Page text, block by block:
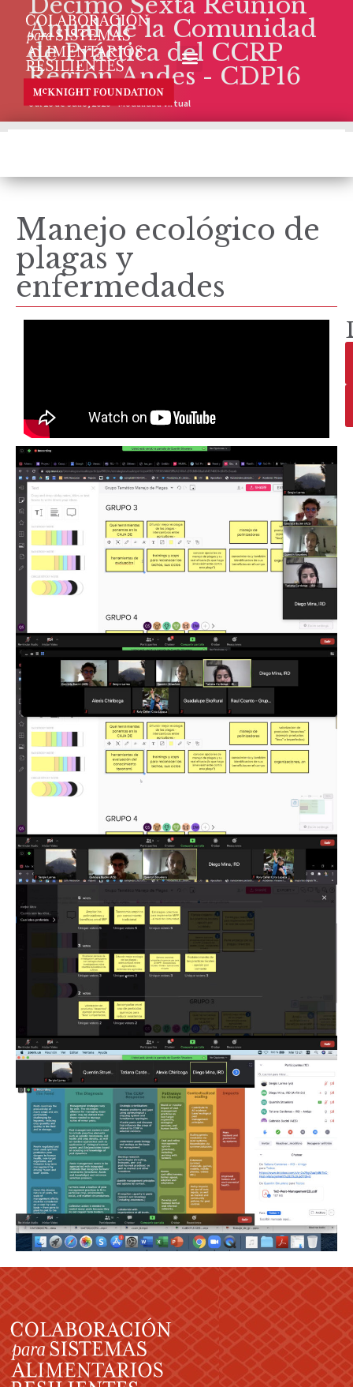
Anual de la Comunidad
de Práctica del CCRP
Región Andes - CDP16
6 al 16 de Julio, 2020 – Modalidad Virtual
Manejo ecológico de
plagas y
enfermedades